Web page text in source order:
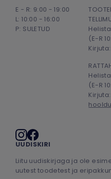
E - R: 9:00 - 19:00
L: 10:00 - 16:00
P: SULETUD
(E-R
Kirjuta:
(E-R
Kirjuta:
Sotsiaalmeedia
UUDISKIRI
Liitu uudiskirjaga ja ole
uutest toodetest ja